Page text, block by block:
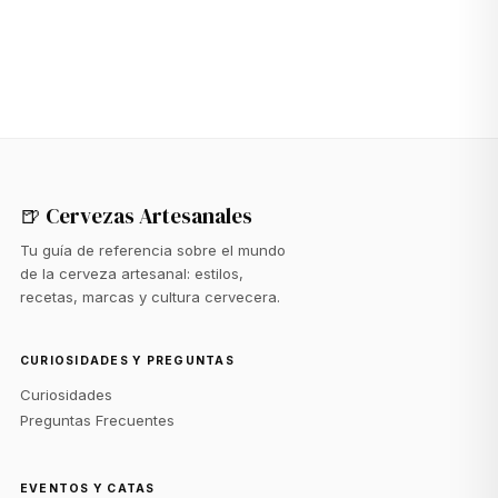
🍺 Cervezas Artesanales
Tu guía de referencia sobre el mundo
de la cerveza artesanal: estilos,
recetas, marcas y cultura cervecera.
CURIOSIDADES Y PREGUNTAS
Curiosidades
Preguntas Frecuentes
EVENTOS Y CATAS